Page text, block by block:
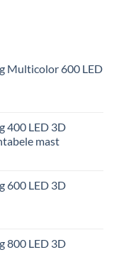
Multicolor 600 LED
400 LED 3D
mast
600 LED 3D
800 LED 3D